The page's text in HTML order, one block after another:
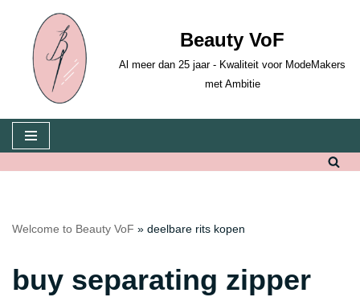
Skip
content
Beauty VoF
Al meer dan 25 jaar - Kwaliteit voor ModeMakers
met Ambitie
Welcome to Beauty VoF » deelbare rits kopen
buy separating zipper